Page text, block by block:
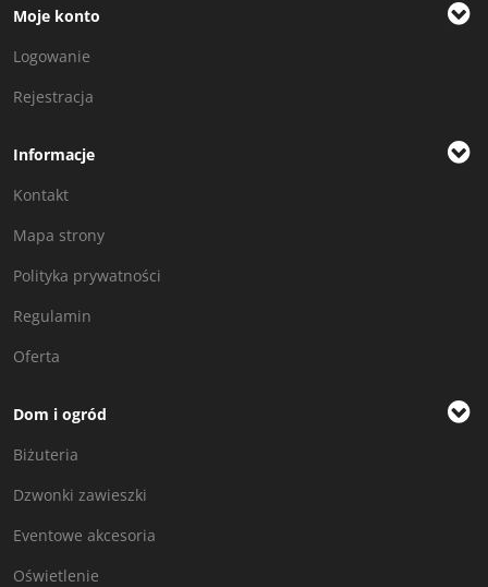
Moje konto
Logowanie
Rejestracja
Informacje
Kontakt
Mapa strony
Polityka prywatności
Regulamin
Oferta
Dom i ogród
Biżuteria
Dzwonki zawieszki
Eventowe akcesoria
Oświetlenie